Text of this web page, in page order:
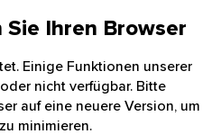
Ihren Browser
Einige Funktionen unserer
nicht verfügbar. Bitte
auf eine neuere Version, um
minimieren.